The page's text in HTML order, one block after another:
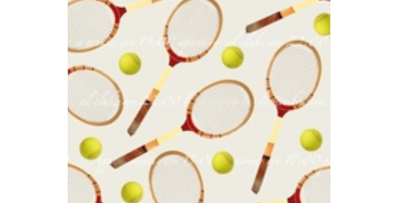
STOŁY
STOLIKI
TAPETY | TYNKI
TAPETY WALL & DECO